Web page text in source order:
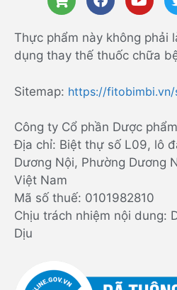
Thực phẩm này không phải
dụng thay thế thuốc chữa
Sitemap: https://fitobimbi.vn/
Công ty Cổ phần Dược
Địa chỉ: Biệt thự số L09, lô
Dương Nội, Phường Dương
Việt Nam
Mã số thuế: 0101982810
Chịu trách nhiệm nội dung:
Dịu